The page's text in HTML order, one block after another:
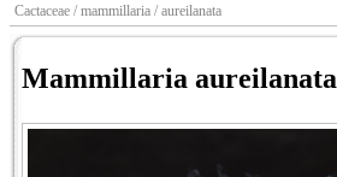
Cactaceae / mammillaria / aureilanata
Mammillaria aureilanata